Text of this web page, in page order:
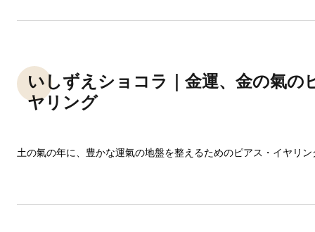
いしずえショコラ｜金運、金の氣の
ヤリング
土の氣の年に、豊かな運氣の地盤を整えるためのピアス・イヤリン